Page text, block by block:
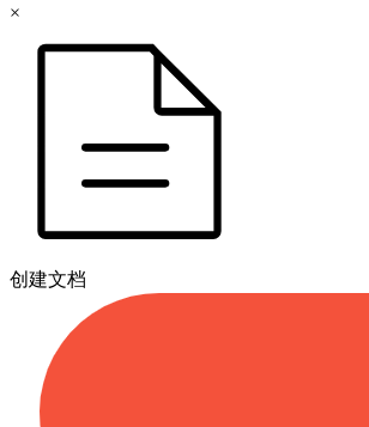
×
创建文档